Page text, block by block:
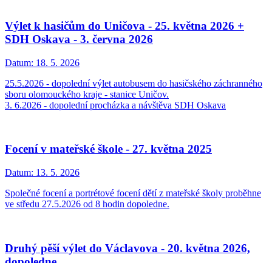
Výlet k hasičům do Uničova - 25. května 2026 +
SDH Oskava - 3. června 2026
Datum: 18. 5. 2026
25.5.2026 - dopolední výlet autobusem do hasičského záchranného
sboru olomouckého kraje - stanice Uničov.
3. 6.2026 - dopolední procházka a návštěva SDH Oskava
Focení v mateřské škole - 27. května 2025
Datum: 13. 5. 2026
Společné focení a portrétové focení dětí z mateřské školy proběhne
ve středu 27.5.2026 od 8 hodin dopoledne.
Druhý pěší výlet do Václavova - 20. května 2026,